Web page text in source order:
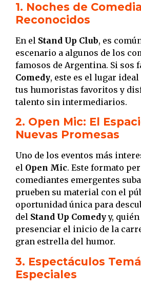
1. Noches de
Reconocidos
En el Stand Up Club, es
escenario a algunos de los
famosos de Argentina. Si sos
Comedy, este es el lugar
tus humoristas favoritos y
talento sin intermediarios.
2. Open Mic: El
Nuevas Promesas
Uno de los eventos más
el Open Mic. Este formato
comediantes emergentes
prueben su material con el
oportunidad única para
del Stand Up Comedyy, quién
presenciar el inicio de la
gran estrella del humor.
3. Espectáculos
Especiales